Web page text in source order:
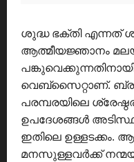
ശുദ്ധ ഭക്തി
ആത്മീയജ്ഞാനം
വെബ്സൈറ്റാണ്.
പരമ്പരയിലെ
ഉപദേശങ്ങൾ
ഇതിലെ ഉള്ളടക്കം.
മനസുള്ളവർക്ക്